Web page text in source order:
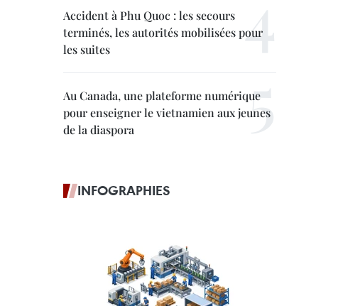
Accident à Phu Quoc : les secours
terminés, les autorités mobilisées pour
les suites
Au Canada, une plateforme numérique
pour enseigner le vietnamien aux jeunes
de la diaspora
INFOGRAPHIES